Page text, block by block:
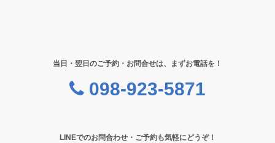
当日・翌日のご予約・お問合せは、まずお電話を！
098-923-5871
LINEでのお問合わせ・ご予約も気軽にどうぞ！